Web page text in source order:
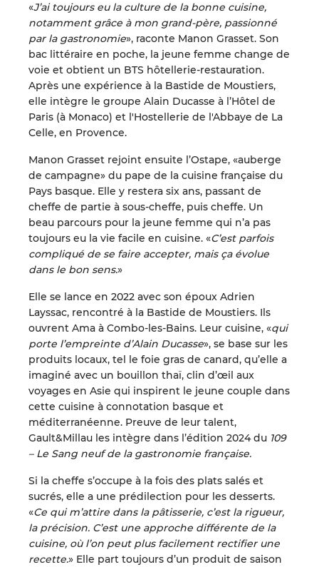
«J’ai toujours eu la culture de la bonne cuisine,
notamment grâce à mon grand-père, passionné
par la gastronomie», raconte Manon Grasset. Son
bac littéraire en poche, la jeune femme change de
voie et obtient un BTS hôtellerie-restauration.
Après une expérience à la Bastide de Moustiers,
elle intègre le groupe Alain Ducasse à l’Hôtel de
Paris (à Monaco) et l'Hostellerie de l'Abbaye de La
Celle, en Provence.
Manon Grasset rejoint ensuite l’Ostape, «auberge
de campagne» du pape de la cuisine française du
Pays basque. Elle y restera six ans, passant de
cheffe de partie à sous-cheffe, puis cheffe. Un
beau parcours pour la jeune femme qui n’a pas
toujours eu la vie facile en cuisine. «C’est parfois
compliqué de se faire accepter, mais ça évolue
dans le bon sens.»
Elle se lance en 2022 avec son époux Adrien
Layssac, rencontré à la Bastide de Moustiers. Ils
ouvrent Ama à Combo-les-Bains. Leur cuisine, «qui
porte l’empreinte d’Alain Ducasse», se base sur les
produits locaux, tel le foie gras de canard, qu’elle a
imaginé avec un bouillon thaï, clin d’œil aux
voyages en Asie qui inspirent le jeune couple dans
cette cuisine à connotation basque et
méditerranéenne. Preuve de leur talent,
Gault&Millau les intègre dans l’édition 2024 du 109
– Le Sang neuf de la gastronomie française.
Si la cheffe s’occupe à la fois des plats salés et
sucrés, elle a une prédilection pour les desserts.
«Ce qui m’attire dans la pâtisserie, c’est la rigueur,
la précision. C’est une approche différente de la
cuisine, où l’on peut plus facilement rectifier une
recette.» Elle part toujours d’un produit de saison